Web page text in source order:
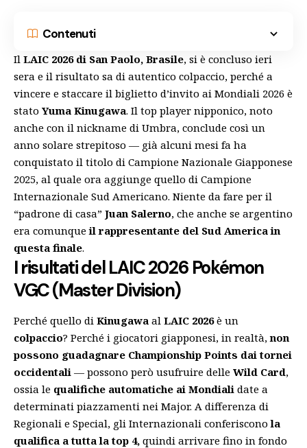
Contenuti
Il LAIC 2026 di San Paolo, Brasile, si è concluso ieri
sera e il risultato sa di autentico colpaccio, perché a
vincere e staccare il biglietto d’invito ai Mondiali 2026 è
stato Yuma Kinugawa. Il top player nipponico, noto
anche con il nickname di Umbra, conclude così un
anno solare strepitoso — già alcuni mesi fa ha
conquistato il titolo di Campione Nazionale Giapponese
2025, al quale ora aggiunge quello di Campione
Internazionale Sud Americano. Niente da fare per il
“padrone di casa” Juan Salerno, che anche se argentino
era comunqueil rappresentante del Sud America in
questa finale.
I risultati del LAIC 2026 Pokémon
VGC (Master Division)
Perché quello di Kinugawa al LAIC 2026è un
colpaccio? Perché i giocatori giapponesi, in realtà,non
possono guadagnare Championship Points dai tornei
occidentali — possono però usufruire delle Wild Card,
ossia le qualifiche automatiche ai Mondiali date a
determinati piazzamenti nei Major. A differenza di
Regionali e Special, gli Internazionali conferisconola
qualifica a tutta la top 4, quindi arrivare fino in fondo